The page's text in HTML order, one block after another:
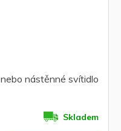
nástěnné svítidlo
Skladem